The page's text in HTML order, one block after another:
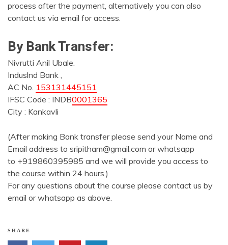
process after the payment, alternatively you can also
contact us via email for access.
By Bank Transfer:
Nivrutti Anil Ubale.
Induslnd Bank ,
AC No. 153131445151
IFSC Code : INDB0001365
City : Kankavli
(After making Bank transfer please send your Name and
Email address to sripitham@gmail.com or whatsapp
to +919860395985 and we will provide you access to
the course within 24 hours.)
For any questions about the course please contact us by
email or whatsapp as above.
SHARE